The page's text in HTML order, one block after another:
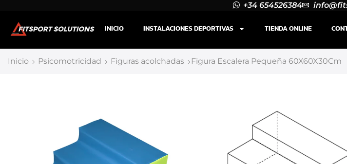
+34 654526384
INICIO INSTALACIONES DEPORTIVAS TIENDA ONLINE
Inicio Psicomotricidad Figuras acolchadas Figura Escalera Pequeña 60X60X30Cm